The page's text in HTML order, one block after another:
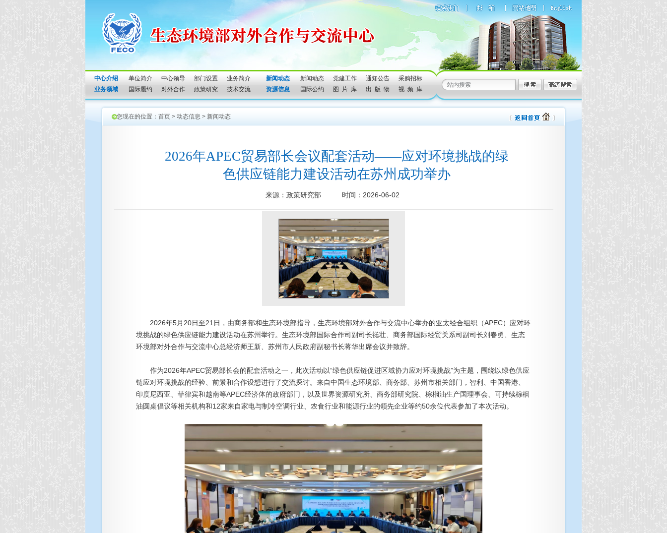
中心介绍 单位简介 中心领导 部门设置
业务简介
业务领域
国际履约 对外合作 政策研究 技术交流
新闻动态 新闻动态 党建工作 通知公告
采购招标
资源信息
国际公约 图 片 库 出 版 物 视 频 库
您现在的位置： 首页 > 动态信息 > 新闻动态
2026年APEC贸易部长会议配套活动——应对环境挑战的绿
色供应链能力建设活动在苏州成功举办
来源：政策研究部 时间：2026-06-02
2026年5月20日至21日，由商务部和生态环境部指导，生态环境部对外合作与交流中心举办的亚太经合组织（APEC）应对环
境挑战的绿色供应链能力建设活动在苏州举行。生态环境部国际合作司副司长禚壮、商务部国际经贸关系司副司长刘春勇、生态
环境部对外合作与交流中心总经济师王新、苏州市人民政府副秘书长蒋华出席会议并致辞。
作为2026年APEC贸易部长会的配套活动之一，此次活动以“绿色供应链促进区域协力应对环境挑战”为主题，围绕以绿色供应
链应对环境挑战的经验、前景和合作设想进行了交流探讨。来自中国生态环境部、商务部、苏州市相关部门，智利、中国香港、
印度尼西亚、菲律宾和越南等APEC经济体的政府部门，以及世界资源研究所、商务部研究院、棕榈油生产国理事会、可持续棕榈
油圆桌倡议等相关机构和12家来自家电与制冷空调行业、农食行业和能源行业的领先企业等约50余位代表参加了本次活动。